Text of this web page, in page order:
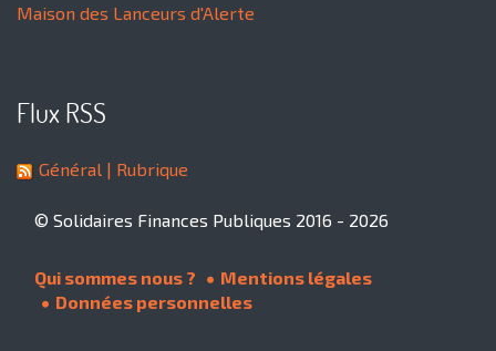
Maison des Lanceurs d'Alerte
Flux RSS
Général | Rubrique
© Solidaires Finances Publiques 2016 - 2026
Qui sommes nous ?
Mentions légales
Données personnelles